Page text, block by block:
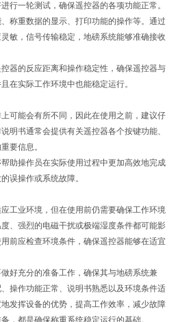
一轮测试，确保遥控器的各项功能正常。
称重数据的显示、打印功能的操作等。通过
敏，信号传输稳定，地磅系统能够准确接收
的反应距离和操作稳定性，确保遥控器与
在实际工作环境中也能稳定运行。
能会有所不同，因此在使用之前，建议仔
明书通常会提供有关遥控器各个按键功能、
要信息。
操作员在实际使用过程中更加高效地完成
误操作或系统故障。
业环境，但在使用前仍需要确保工作环境
、强烈的电磁干扰或极端湿度条件都可能影
前应检查环境条件，确保遥控器能够在适宜
好充分的准备工作，确保其与地磅系统兼
操作功能正常、说明书熟悉以及环境条件适
发挥设备的优势，提高工作效率，减少故障
，都是确保称重系统稳定运行的基础。